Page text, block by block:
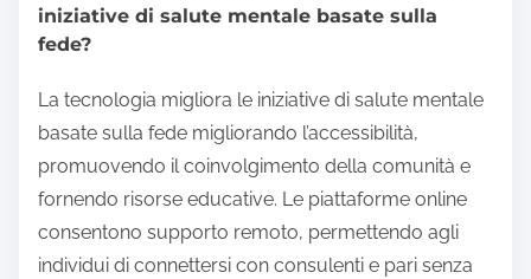
iniziative di salute mentale basate sulla
fede?
La tecnologia migliora le iniziative di salute mentale
basate sulla fede migliorando l’accessibilità,
promuovendo il coinvolgimento della comunità e
fornendo risorse educative. Le piattaforme online
consentono supporto remoto, permettendo agli
individui di connettersi con consulenti e pari senza